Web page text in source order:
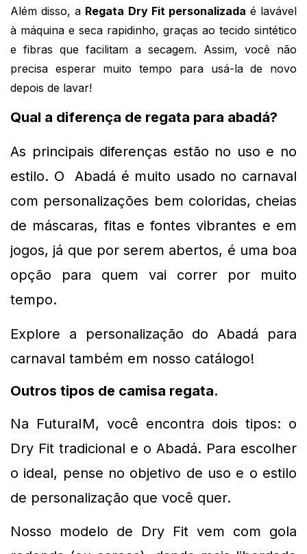
Além disso, a Regata Dry Fit personalizada é lavável
à máquina e seca rapidinho, graças ao tecido sintético
e fibras que facilitam a secagem. Assim, você não
precisa esperar muito tempo para usá-la de novo
depois de lavar!
Qual a diferença de regata para abadá?
As principais diferenças estão no uso e no
estilo. O  Abadá é muito usado no carnaval
com personalizações bem coloridas, cheias
de máscaras, fitas e fontes vibrantes e em
jogos, já que por serem abertos, é uma boa
opção para quem vai correr por muito
tempo.
Explore a personalização do Abadá para
carnaval também em nosso catálogo!
Outros tipos de camisa regata.
Na FuturaIM, você encontra dois tipos: o
Dry Fit tradicional e o Abadá. Para escolher
o ideal, pense no objetivo de uso e o estilo
de personalização que você quer.
Nosso modelo de Dry Fit vem com gola